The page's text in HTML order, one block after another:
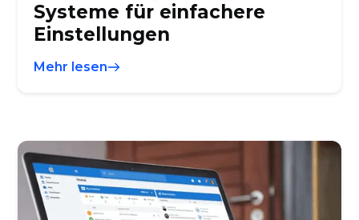
Systeme für einfachere
Einstellungen
Mehr lesen